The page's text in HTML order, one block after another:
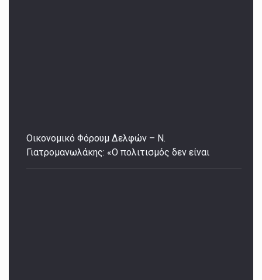
Οικονομικό Φόρουμ Δελφών – Ν.
Γιατρομανωλάκης: «Ο πολιτισμός δεν είναι